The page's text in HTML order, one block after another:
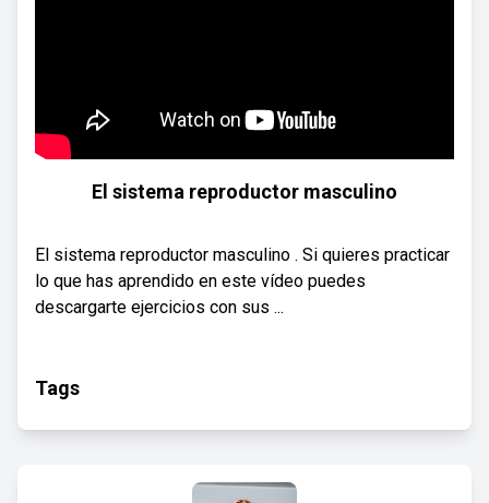
El sistema reproductor masculino
El sistema reproductor masculino . Si quieres practicar
lo que has aprendido en este vídeo puedes
descargarte ejercicios con sus ...
Tags